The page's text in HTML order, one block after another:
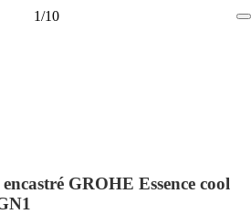
1/10
GROHE Essence cool